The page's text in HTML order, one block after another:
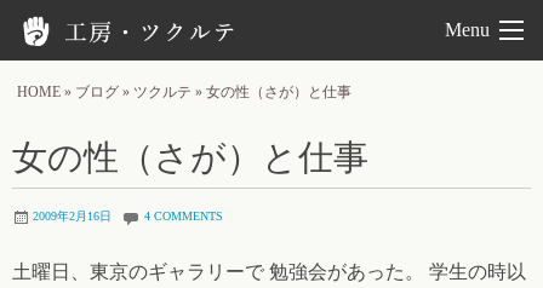
Menu
HOME » ブログ » ツクルテ » 女の性（さが）と仕事
女の性（さが）と仕事
2009年2月16日 4 COMMENTS
土曜日、東京のギャラリーで 勉強会があった。 学生の時以